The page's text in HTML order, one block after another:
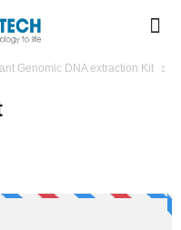
Genomic DNA extraction Kit